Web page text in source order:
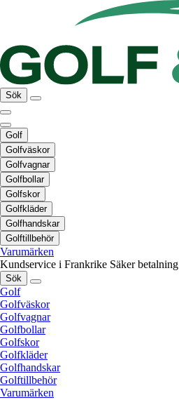
Sök
Golf
Golfväskor
Golfvagnar
Golfbollar
Golfskor
Golfkläder
Golfhandskar
Golftillbehör
Varumärken
Kundservice i Frankrike Säker betalning
Sök
Golf
Golfväskor
Golfvagnar
Golfbollar
Golfskor
Golfkläder
Golfhandskar
Golftillbehör
Varumärken